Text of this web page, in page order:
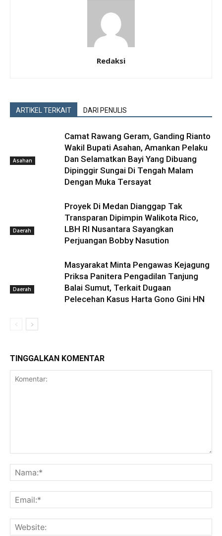
Redaksi
ARTIKEL TERKAIT DARI PENULIS
Asahan
Camat Rawang Geram, Ganding Rianto
Wakil Bupati Asahan, Amankan Pelaku
Dan Selamatkan Bayi Yang Dibuang
Dipinggir Sungai Di Tengah Malam
Dengan Muka Tersayat
Daerah
Proyek Di Medan Dianggap Tak
Transparan Dipimpin Walikota Rico,
LBH RI Nusantara Sayangkan
Perjuangan Bobby Nasution
Daerah
Masyarakat Minta Pengawas Kejagung
Priksa Panitera Pengadilan Tanjung
Balai Sumut, Terkait Dugaan
Pelecehan Kasus Harta Gono Gini HN
TINGGALKAN KOMENTAR